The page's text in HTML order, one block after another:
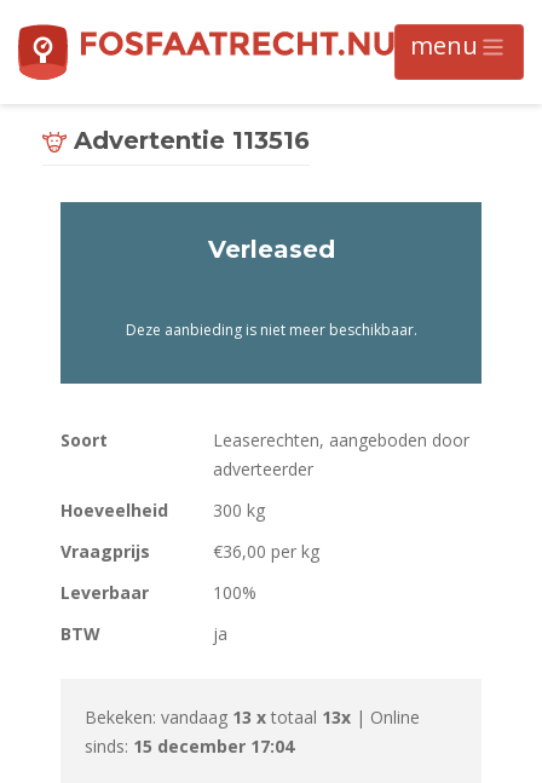
Advertentie 113516
Soort
Leaserechten, aangeboden door
adverteerder
Hoeveelheid
300 kg
Vraagprijs
€36,00 per kg
Leverbaar
100%
BTW
ja
Bekeken: vandaag 13 x totaal 13x | Online
sinds: 15 december 17:04
Verleased
Deze aanbieding is niet meer beschikbaar.